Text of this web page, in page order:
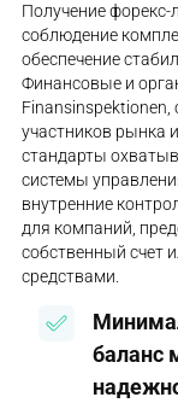
Получение форекс-
соблюдение
обеспечение
Финансовые и
Finansinspektionen,
участников рынка
стандарты
системы
внутренние
для компаний,
собственный счет
средствами.
баланс